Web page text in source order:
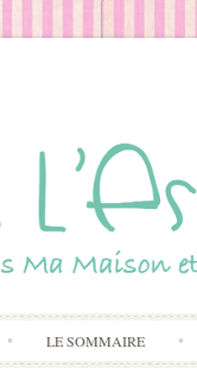
LE SOMMAIRE